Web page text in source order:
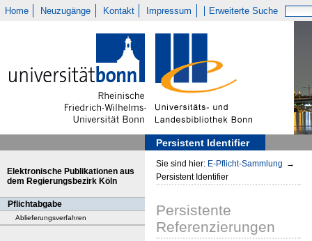
Home Neuzugänge Kontakt Impressum Erweiterte Suche
Persistent Identifier
Elektronische Publikationen aus
dem Regierungsbezirk Köln
Pflichtabgabe
Ablieferungsverfahren
Sie sind hier: E-Pflicht-Sammlung →
Persistent Identifier
Persistente
Referenzierungen